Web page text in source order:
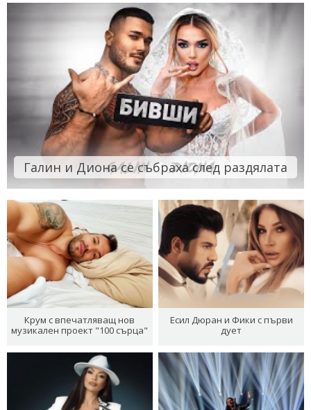
Галин и Диона се събраха след раздялата
Крум с впечатляващ нов
музикален проект "100 сърца"
Есил Дюран и Фики с първи
дует